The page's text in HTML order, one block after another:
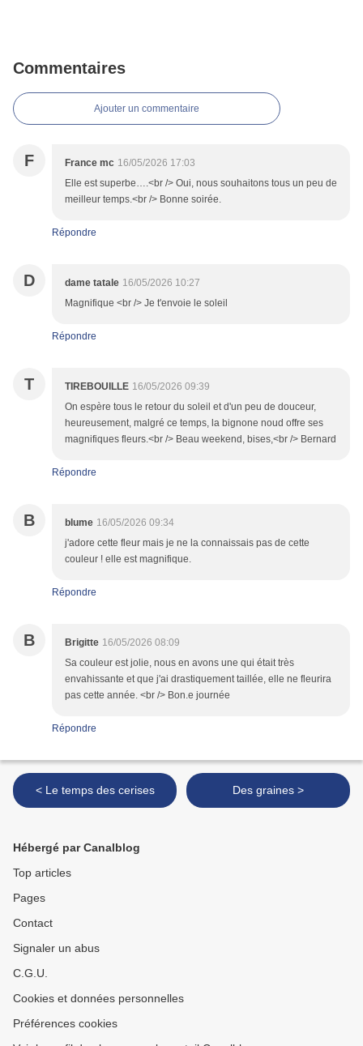
Commentaires
Ajouter un commentaire
F France mc 16/05/2026 17:03
Elle est superbe….<br /> Oui, nous souhaitons tous un peu de
meilleur temps.<br /> Bonne soirée.
Répondre
D dame tatale 16/05/2026 10:27
Magnifique <br /> Je t'envoie le soleil
Répondre
T TIREBOUILLE 16/05/2026 09:39
On espère tous le retour du soleil et d'un peu de douceur,
heureusement, malgré ce temps, la bignone noud offre ses
magnifiques fleurs.<br /> Beau weekend, bises,<br /> Bernard
Répondre
B blume 16/05/2026 09:34
j'adore cette fleur mais je ne la connaissais pas de cette
couleur ! elle est magnifique.
Répondre
B Brigitte 16/05/2026 08:09
Sa couleur est jolie, nous en avons une qui était très
envahissante et que j'ai drastiquement taillée, elle ne fleurira
pas cette année. <br /> Bon.e journée
Répondre
< Le temps des cerises Des graines >
Hébergé par Canalblog
Top articles
Pages
Contact
Signaler un abus
C.G.U.
Cookies et données personnelles
Préférences cookies